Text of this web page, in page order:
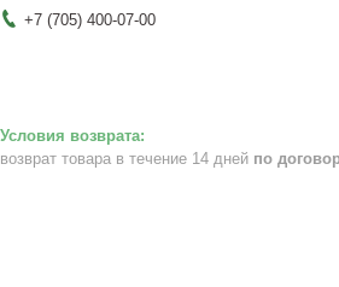
+7 (705) 400-07-00
возврат товара в течение 14 дней по